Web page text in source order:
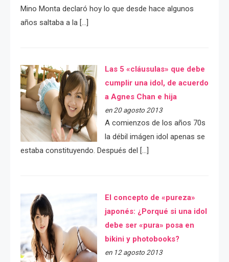
Mino Monta declaró hoy lo que desde hace algunos
años saltaba a la […]
Las 5 «cláusulas» que debe
cumplir una idol, de acuerdo
a Agnes Chan e hija
en 20 agosto 2013
A comienzos de los años 70s
la débil imágen idol apenas se
estaba constituyendo. Después del […]
El concepto de «pureza»
japonés: ¿Porqué si una idol
debe ser «pura» posa en
bikini y photobooks?
en 12 agosto 2013